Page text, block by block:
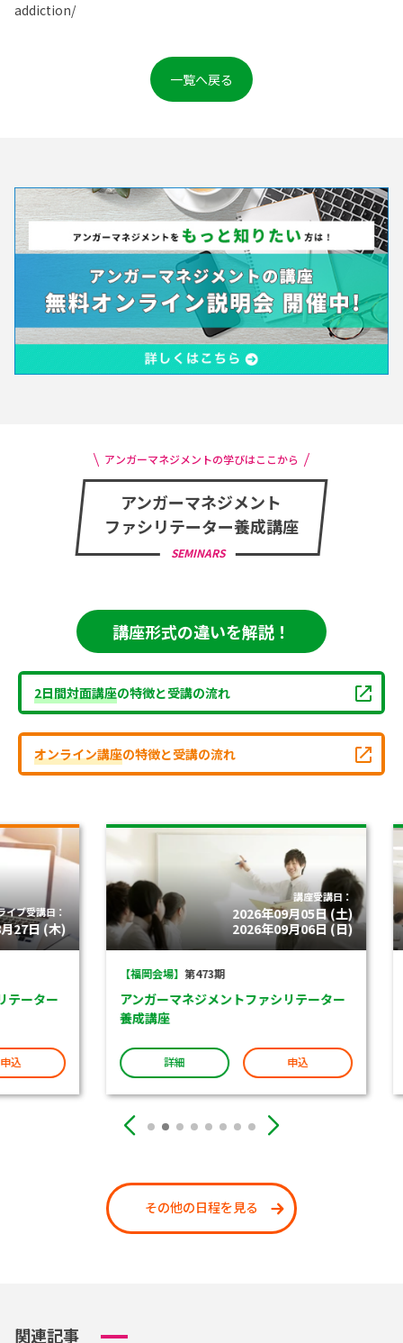
addiction/
一覧へ戻る
アンガーマネジメントの学びはここから
アンガーマネジメント
ファシリテーター養成講座
SEMINARS
講座形式の違いを解説！
2日間対面講座の特徴と受講の流れ
オンライン講座の特徴と受講の流れ
講日：
(木)
ー
講座受講日：
2026年09月05日 (土)
2026年09月06日 (日)
【福岡会場】第473期
アンガーマネジメントファシリテーター
養成講座
その他の日程を見る
関連記事